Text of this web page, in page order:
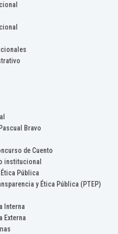
Bravo
de Cuento
institucional
Pública
y Ética Pública (PTEP)
Interna
Externa